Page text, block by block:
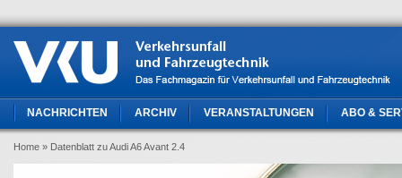
NACHRICHTEN ARCHIV VERANSTALTUNGEN ABO &
Home » Datenblatt zu Audi A6 Avant 2.4